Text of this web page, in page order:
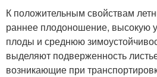
К положительным свойствам
раннее плодоношение, высокую
плоды и среднюю
выделяют подверженность
возникающие при